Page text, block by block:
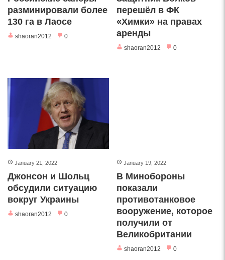
разминировали более
130 га в Лаосе
shaoran2012 0
перешёл в ФК
«Химки» на правах
аренды
shaoran2012 0
January 21, 2022
Джонсон и Шольц
обсудили ситуацию
вокруг Украины
shaoran2012 0
January 19, 2022
В Минобороны
показали
противотанковое
вооружение, которое
получили от
Великобритании
shaoran2012 0